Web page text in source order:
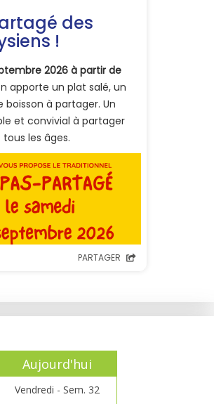
Aujourd'hui
Vendredi - Sem. 32